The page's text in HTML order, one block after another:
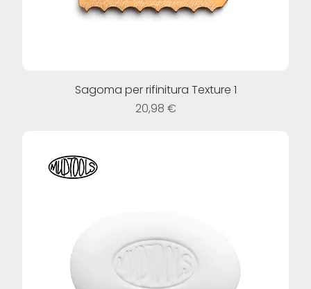
Sagoma per rifinitura Texture 1
Prezzo
20,98 €